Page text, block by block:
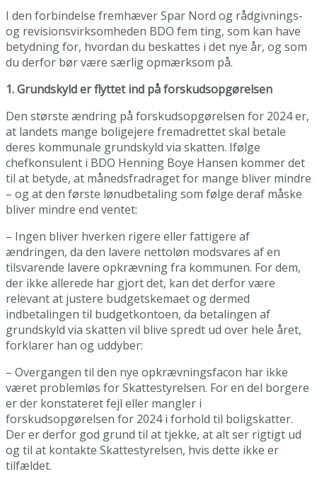
I den forbindelse fremhæver Spar Nord og rådgivnings-
og revisionsvirksomheden BDO fem ting, som kan have
betydning for, hvordan du beskattes i det nye år, og som
du derfor bør være særlig opmærksom på.
1. Grundskyld er flyttet ind på forskudsopgørelsen
Den største ændring på forskudsopgørelsen for 2024 er,
at landets mange boligejere fremadrettet skal betale
deres kommunale grundskyld via skatten. Ifølge
chefkonsulent i BDO Henning Boye Hansen kommer det
til at betyde, at månedsfradraget for mange bliver mindre
– og at den første lønudbetaling som følge deraf måske
bliver mindre end ventet:
– Ingen bliver hverken rigere eller fattigere af
ændringen, da den lavere nettoløn modsvares af en
tilsvarende lavere opkrævning fra kommunen. For dem,
der ikke allerede har gjort det, kan det derfor være
relevant at justere budgetskemaet og dermed
indbetalingen til budgetkontoen, da betalingen af
grundskyld via skatten vil blive spredt ud over hele året,
forklarer han og uddyber:
– Overgangen til den nye opkrævningsfacon har ikke
været problemløs for Skattestyrelsen. For en del borgere
er der konstateret fejl eller mangler i
forskudsopgørelsen for 2024 i forhold til boligskatter.
Der er derfor god grund til at tjekke, at alt ser rigtigt ud
og til at kontakte Skattestyrelsen, hvis dette ikke er
tilfældet.